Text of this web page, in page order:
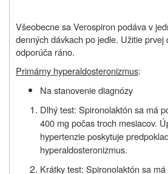
Všeobecne sa Verospiron podáva v
denných dávkach po jedle. Užitie prvej
odporúča ráno.
Primárny hyperaldosteronizmus:
Na stanovenie diagnózy
Dlhý test: Spironolaktón sa má
400 mg počas troch mesiacov.
hypertenzie poskytuje
hyperaldosteronizmus.
Krátky test: Spironolaktón sa